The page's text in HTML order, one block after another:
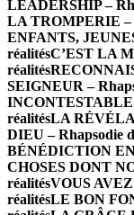
LEADERSHIP –
LA TROMPERIE –
ENFANTS,
réalitésC’EST LA
réalités
SEIGNEUR –
INCONTESTABLE
réalitésLA
DIEU – Rhapsodie
BÉNÉDICTION EN
CHOSES DONT
réalitésVOUS
réalitésLE BON